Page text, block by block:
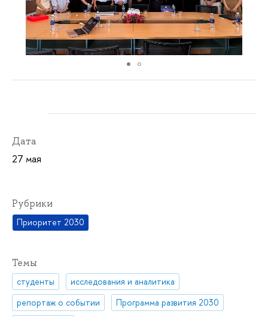
Дата
27 мая
Рубрики
Приоритет 2030
Темы
студенты
исследования и аналитика
репортаж о событии
Программа развития 2030